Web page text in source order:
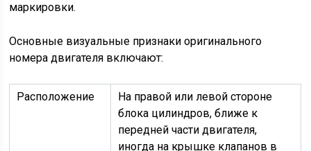
маркировки.
Основные визуальные признаки оригинального
номера двигателя включают:
Расположение
На правой или левой стороне
блока цилиндров, ближе к
передней части двигателя,
иногда на крышке клапанов в